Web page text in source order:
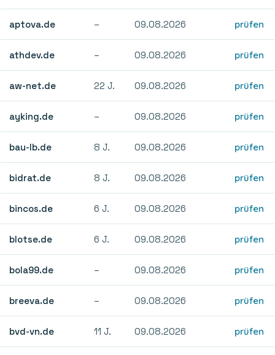
aptova.de – 09.08.2026 prüfen
athdev.de – 09.08.2026 prüfen
aw-net.de 22 J. 09.08.2026 prüfen
ayking.de – 09.08.2026 prüfen
bau-lb.de 8 J. 09.08.2026 prüfen
bidrat.de 8 J. 09.08.2026 prüfen
bincos.de 6 J. 09.08.2026 prüfen
blotse.de 6 J. 09.08.2026 prüfen
bola99.de – 09.08.2026 prüfen
breeva.de – 09.08.2026 prüfen
bvd-vn.de 11 J. 09.08.2026 prüfen